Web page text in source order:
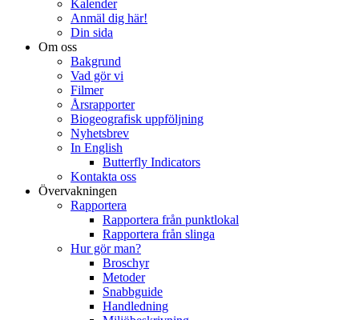
Kalender
Anmäl dig här!
Din sida
Om oss
Bakgrund
Vad gör vi
Filmer
Årsrapporter
Biogeografisk uppföljning
Nyhetsbrev
In English
Butterfly Indicators
Kontakta oss
Övervakningen
Rapportera
Rapportera från punktlokal
Rapportera från slinga
Hur gör man?
Broschyr
Metoder
Snabbguide
Handledning